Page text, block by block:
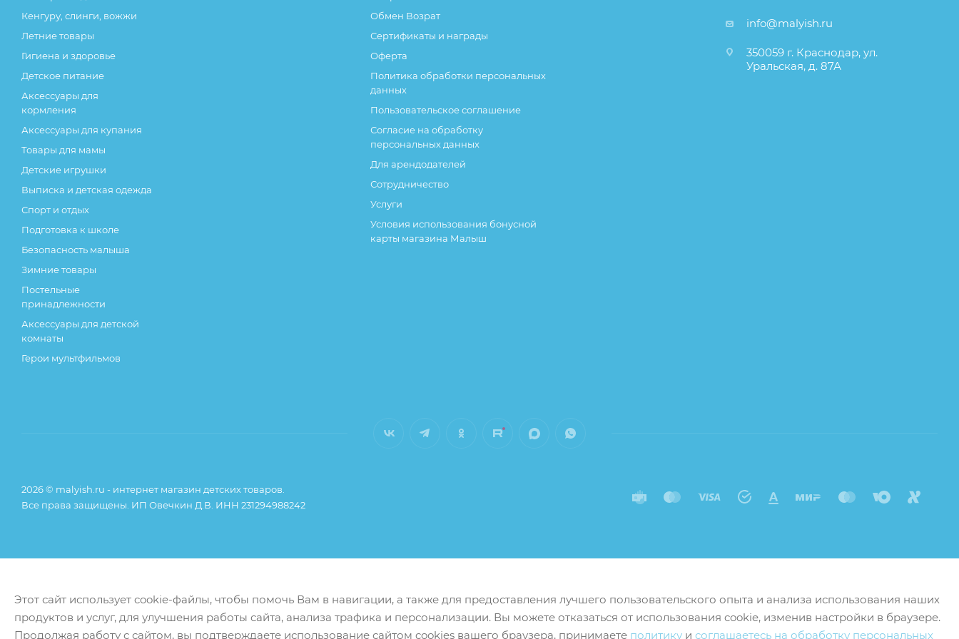
Кенгуру, слинги, вожжи
Летние товары
Гигиена и здоровье
Детское питание
Аксессуары для
кормления
Аксессуары для купания
Товары для мамы
Детские игрушки
Выписка и детская одежда
Спорт и отдых
Подготовка к школе
Безопасность малыша
Зимние товары
Постельные
принадлежности
Аксессуары для детской
комнаты
Герои мультфильмов
Обмен Возрат
Сертификаты и награды
Оферта
Политика обработки персональных
данных
Пользовательское соглашение
Согласие на обработку
персональных данных
Для арендодателей
Сотрудничество
Услуги
Условия использования бонусной
карты магазина Малыш
info@malyish.ru
350059 г. Краснодар, ул.
Уральская, д. 87А
2026 © malyish.ru - интернет магазин детских товаров.
Все права защищены. ИП Овечкин Д.В. ИНН 231294988242
Этот сайт использует cookie-файлы, чтобы помочь Вам в навигации, а также для предоставления лучшего пользовательского опыта и анализа использования наших
продуктов и услуг, для улучшения работы сайта, анализа трафика и персонализации. Вы можете отказаться от использования cookie, изменив настройки в браузере.
Продолжая работу с сайтом, вы подтверждаете использование сайтом cookies вашего браузера, принимаете политику и соглашаетесь на обработку персональных